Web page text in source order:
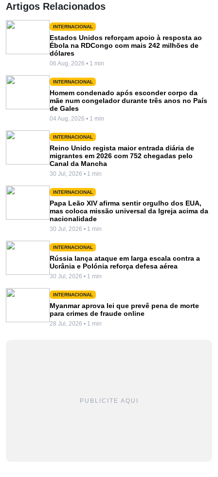
Artigos Relacionados
INTERNACIONAL
Estados Unidos reforçam apoio à resposta ao
Ébola na RDCongo com mais 242 milhões de
dólares
06 Aug, 2026 • 1 min
INTERNACIONAL
Homem condenado após esconder corpo da
mãe num congelador durante três anos no País
de Gales
04 Aug, 2026 • 1 min
INTERNACIONAL
Reino Unido regista maior entrada diária de
migrantes em 2026 com 752 chegadas pelo
Canal da Mancha
30 Jul, 2026 • 1 min
INTERNACIONAL
Papa Leão XIV afirma sentir orgulho dos EUA,
mas coloca missão universal da Igreja acima da
nacionalidade
30 Jul, 2026 • 1 min
INTERNACIONAL
Rússia lança ataque em larga escala contra a
Ucrânia e Polónia reforça defesa aérea
30 Jul, 2026 • 1 min
INTERNACIONAL
Myanmar aprova lei que prevê pena de morte
para crimes de fraude online
28 Jul, 2026 • 1 min
PUBLICITE AQUI